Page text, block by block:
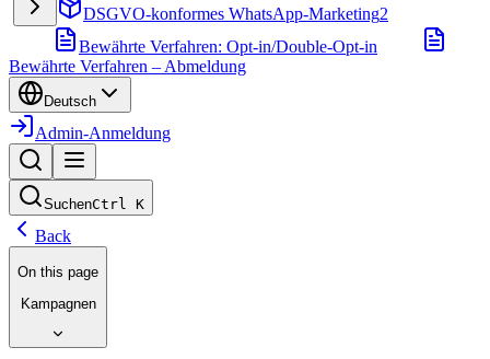
DSGVO-konformes WhatsApp-Marketing2
Bewährte Verfahren: Opt-in/Double-Opt-in
Bewährte Verfahren – Abmeldung
Deutsch
Admin-Anmeldung
SuchenCtrl K
Back
On this page
Kampagnen